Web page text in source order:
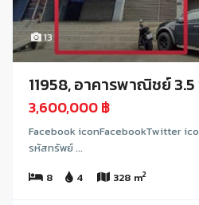
13
11958, อาคารพาณิชย์
3,600,000 ฿
Facebook iconFacebookTwitter
รหัสทรัพย์ ...
8
4 328 m2